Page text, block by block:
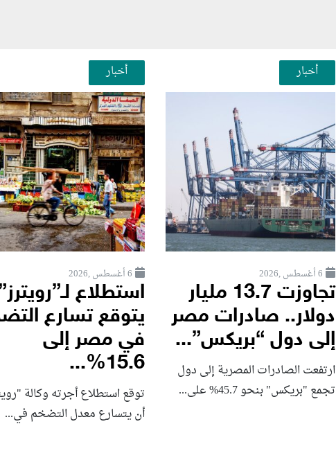
أخبار
6 أغسطس ,2026
تجاوزت 13.7 مليار
دولار.. صادرات مصر
إلى دول “بريكس”...
ارتفعت الصادرات المصرية إلى دول
تجمع "بريكس" بنحو 45.7% على...
أخبار
6 أغسطس ,2026
استطلاع
يتوقع تسارع
في مصر إلى
15.6%...
توقع استطلاع أجرته وكالة
أن يتسارع ‌معدل التضخم في...